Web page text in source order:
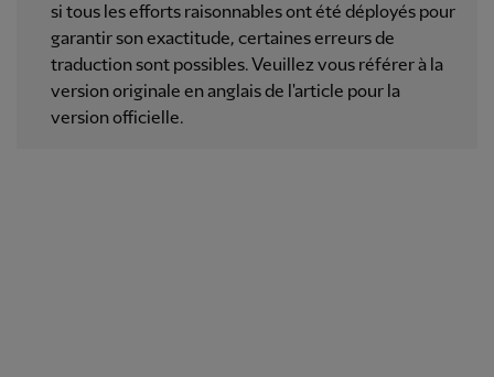
si tous les efforts raisonnables ont été déployés pour
garantir son exactitude, certaines erreurs de
traduction sont possibles. Veuillez vous référer à la
version originale en anglais de l'article pour la
version officielle.